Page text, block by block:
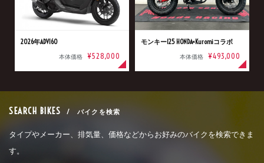
2026年ADV160
本体価格 ¥528,000
モンキー125 HONDA×Kuromiコラボ
本体価格 ¥493,000
SEARCH BIKES / バイクを検索
タイプやメーカー、排気量、価格などからお好みのバイクを検索できま
す。